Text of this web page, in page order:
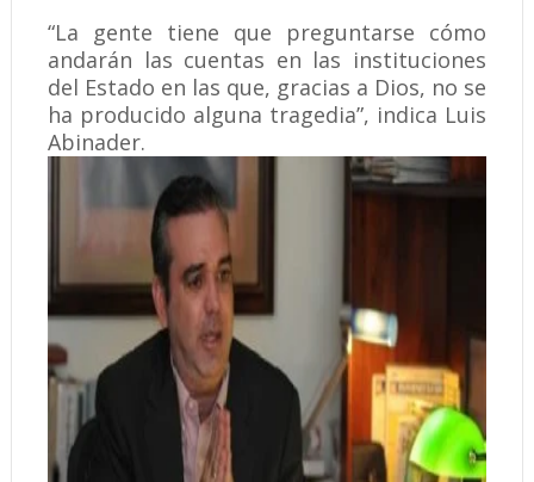
“La gente tiene que preguntarse cómo
andarán las cuentas en las instituciones
del Estado en las que, gracias a Dios, no se
ha producido alguna tragedia”, indica Luis
Abinader.